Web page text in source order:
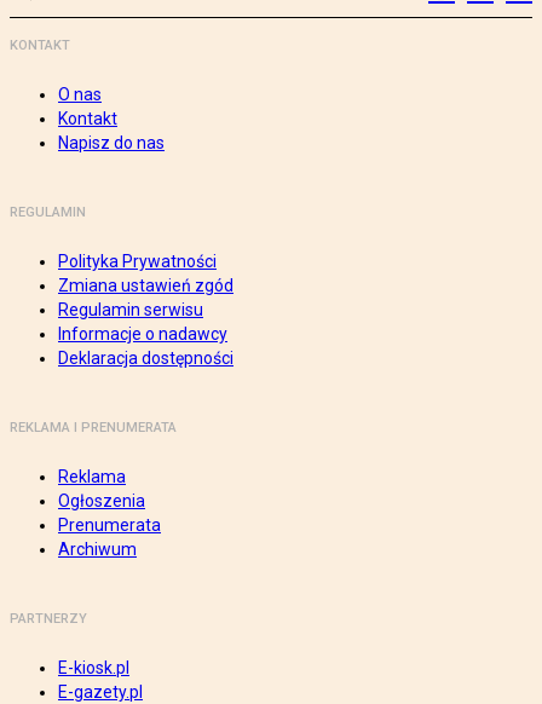
KONTAKT
O nas
Kontakt
Napisz do nas
REGULAMIN
Polityka Prywatności
Zmiana ustawień zgód
Regulamin serwisu
Informacje o nadawcy
Deklaracja dostępności
REKLAMA I PRENUMERATA
Reklama
Ogłoszenia
Prenumerata
Archiwum
PARTNERZY
E-kiosk.pl
E-gazety.pl